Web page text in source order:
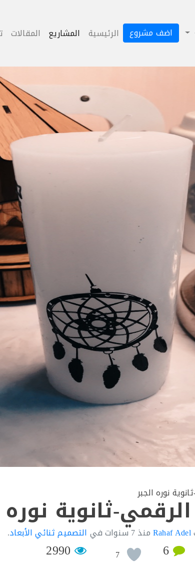
اضف مشروع الرئيسية المشاريع المقالات
نوره الجبر ثانوية نوره
Rahaf Adelمنذ7 سنوات في التصميم ثنائي الأبعاد.
6
7
2990